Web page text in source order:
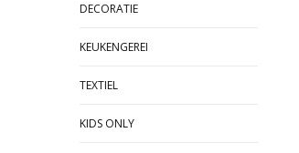
DECORATIE
KEUKENGEREI
TEXTIEL
KIDS ONLY